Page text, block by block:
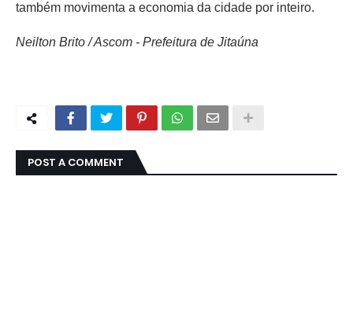
também movimenta a economia da cidade por inteiro.
Neilton Brito / Ascom - Prefeitura de Jitaúna
POST A COMMENT